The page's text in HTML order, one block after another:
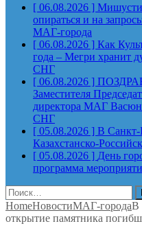
[ 06.08.2026 ]
опираться и на
МАГ-города
[ 06.08.2026 ] Как
года – Мегри хранит
СНГ
[ 06.08.2026 ]
Заместителя
директора МАГ
СНГ
[ 05.08.2026 ] В Санкт-
Казахстанско-
[ 05.08.2026 ] День
программа
Найти:
HomeНовостиМАГ-городаВ
открытие памятника